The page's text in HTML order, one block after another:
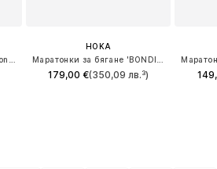
Маратонки за бягане 'Rincon 5'
HOKA
Маратонки за бягане 'BONDI 9'
179,00 €(350,09 лв.³)